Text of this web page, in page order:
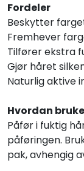
Fordeler
Beskytter
Fremhever
Tilfører ekstra
Gjør håret
Naturlig aktive
Hvordan bruke
Påfør i fuktig
påføringen.
pak, avhengig